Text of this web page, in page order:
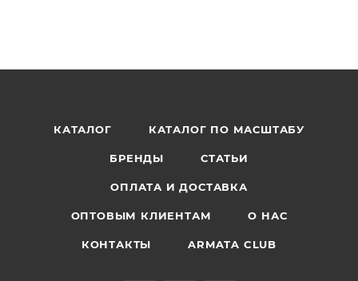
КАТАЛОГ КАТАЛОГ ПО МАСШТАБУ
БРЕНДЫ СТАТЬИ
ОПЛАТА И ДОСТАВКА
ОПТОВЫМ КЛИЕНТАМ О НАС
КОНТАКТЫ ARMATA CLUB